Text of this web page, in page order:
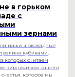
в горьком
с
зернами
наши шоколадные
кубиками,
которых считаем
кирпичиком вашего
которое мы